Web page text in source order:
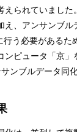
えられていました
え、アンサンブル
行う必要があるた
ンピュータ「京」
ンブルデータ同